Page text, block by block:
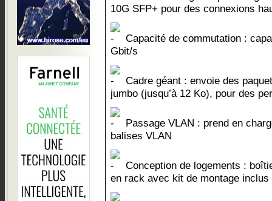
10G SFP+ pour des connexions
Capacité de commutation :
Gbit/s
Cadre géant : envoie des
jumbo (jusqu’à 12 Ko), pour des
Passage VLAN : prend en
balises VLAN
Conception de logements :
en rack avec kit de montage inclus